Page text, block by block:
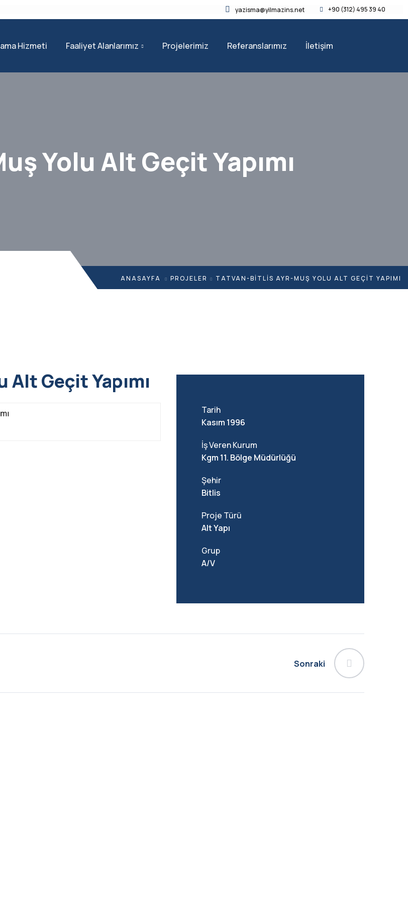
yazisma@yilmazins.net +90 (312) 495 39 40
Hizmeti Faaliyet Alanlarımız Projelerimiz Referanslarımız İletişim
Yolu Alt Geçit Yapımı
ANASAYFA PROJELER TATVAN-BITLIS AYR-MUŞ YOLU ALT GEÇIT YAPIMI
Geçit Yapımı
Tarih
Kasım 1996
İş Veren Kurum
Kgm 11. Bölge Müdürlüğü
Şehir
Bitlis
Proje Türü
Alt Yapı
Grup
A/V
Sonraki